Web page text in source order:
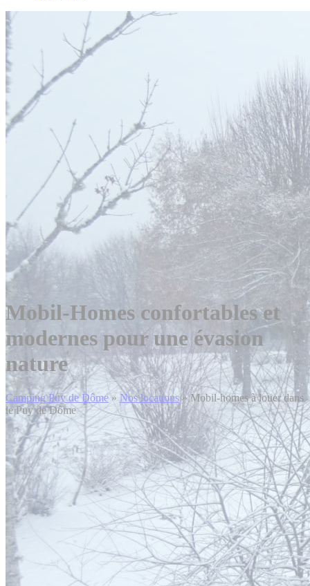
Mobil-Homes confortables et
modernespour une évasion
nature
Camping Puy de Dôme» Nos locations»Mobil-homes à louer dans
le Puy de Dôme